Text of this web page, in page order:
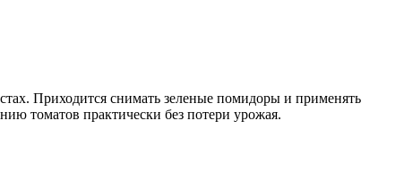
Приходится снимать зеленые помидоры и применять
томатов практически без потери урожая.